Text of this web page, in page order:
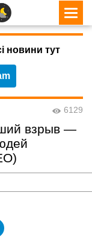
новини тут
6129
взрыв —